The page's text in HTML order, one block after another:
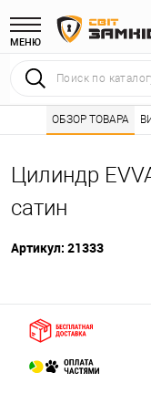
МЕНЮ
Интернет магазин
Цилиндр
сатин
Артикул: 21333
ОБЗОР ТОВАРА